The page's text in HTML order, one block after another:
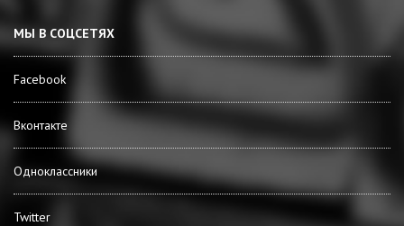
МЫ В СОЦСЕТЯХ
Facebook
Вконтакте
Одноклассники
Twitter